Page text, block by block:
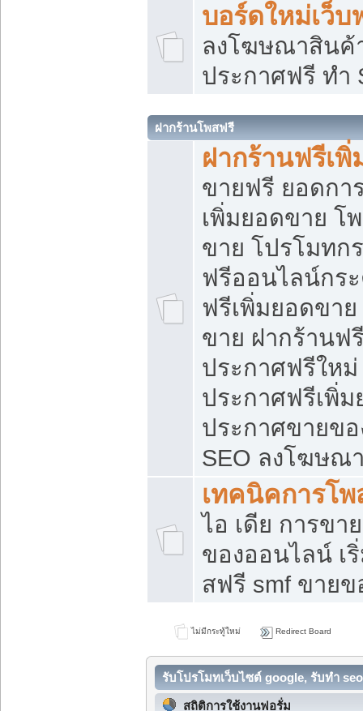
บอร์ดใหม่เว็บ
ลงโฆษณาสิน
ประกาศฟรี ทำ
ฝากร้านโพสฟรี
ฝากร้านฟรีเ
ขายฟรี ยอดกา
เพิ่มยอดขาย โ
ขาย โปรโมทก
ฟรีออนไลน์กร
ฟรีเพิ่มยอดขา
ขาย ฝากร้านฟ
ประกาศฟรีใหม่
ประกาศฟรีเพิ่
ประกาศขายข
SEO ลงโฆษณ
เทคนิคการโ
ไอ เดีย การขา
ของออนไลน์ เ
สฟรี smf ขาย
ไม่มีกระทู้ใหม่ Redirect Board
รับโปรโมทเว็บไซต์ google, รับทำ
สถิติการใช้งานฟอรั่ม